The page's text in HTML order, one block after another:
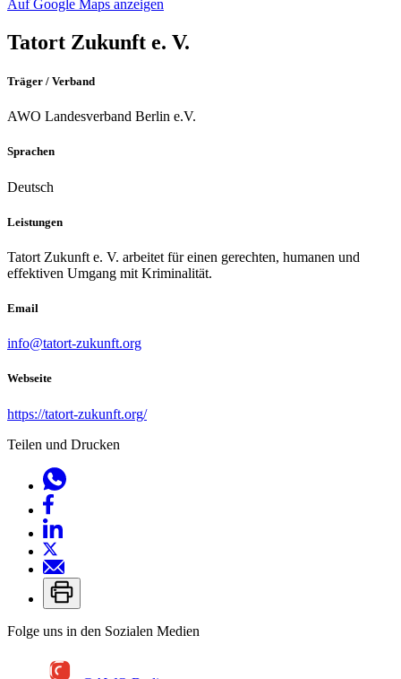
Auf Google Maps anzeigen
Tatort Zukunft e. V.
Träger / Verband
AWO Landesverband Berlin e.V.
Sprachen
Deutsch
Leistungen
Tatort Zukunft e. V. arbeitet für einen gerechten, humanen und
effektiven Umgang mit Kriminalität.
Email
info@tatort-zukunft.org
Webseite
https://tatort-zukunft.org/
Teilen und Drucken
Folge uns in den Sozialen Medien